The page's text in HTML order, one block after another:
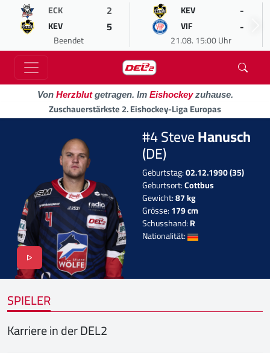
ECK 2
KEV 5
Beendet
KEV -
VIF -
21.08. 15:00 Uhr
Von Herzblutgetragen. Im Eishockeyzuhause.
Zuschauerstärkste 2. Eishockey-Liga Europas
#4 SteveHanusch
(DE)
Geburtstag:02.12.1990 (35)
Geburtsort:Cottbus
Gewicht:87 kg
Grösse:179 cm
Schusshand:R
Nationalität:
SPIELER
Karriere in der DEL2